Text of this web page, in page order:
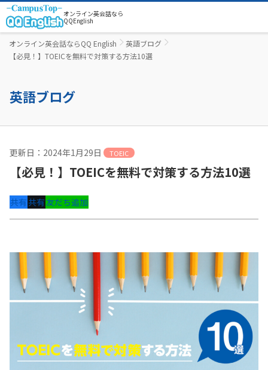
オンライン英会話なら
QQEnglish
オンライン英会話ならQQ English
英語ブログ
【必見！】TOEICを無料で対策する方法10選
英語ブログ
更新日：2024年1月29日 TOEIC
【必見！】TOEICを無料で対策する方法10選
共有共有友だち追加